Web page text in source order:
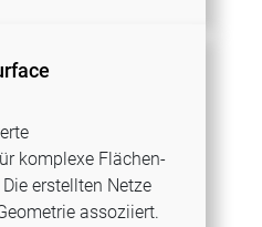
komplexe Flächen-
erstellten Netze
assoziiert.